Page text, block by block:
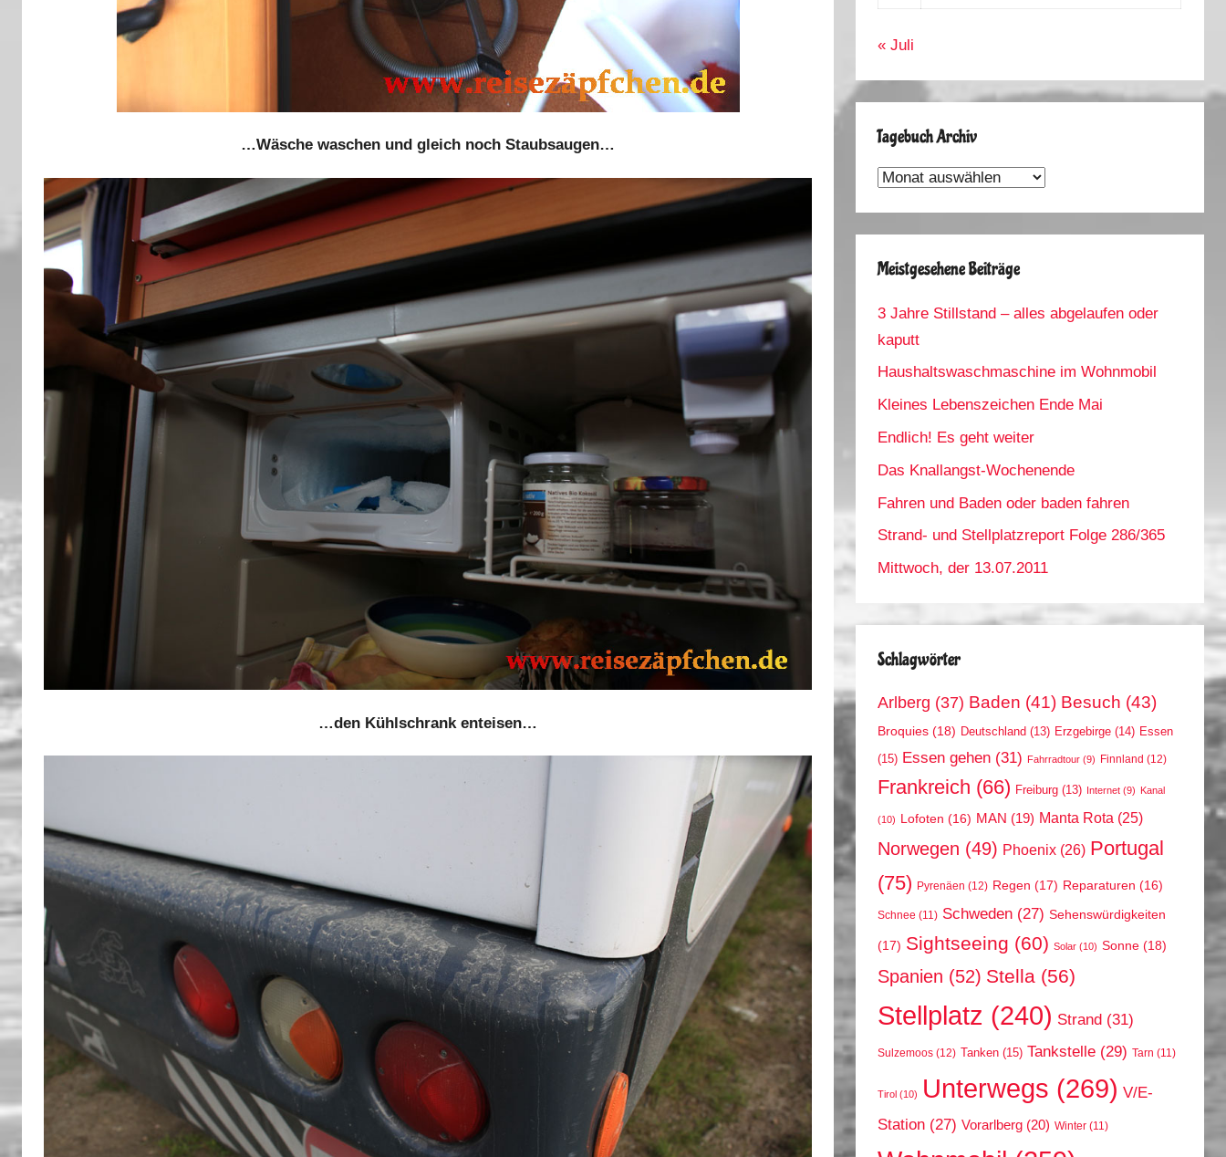
…Wäsche waschen und gleich noch Staubsaugen…
…den Kühlschrank enteisen…
« Juli
Tagebuch Archiv
Tagebuch
Meistgesehene Beiträge
3 Jahre Stillstand – alles abgelaufen oder
kaputt
Haushaltswaschmaschine im Wohnmobil
Kleines Lebenszeichen Ende Mai
Endlich! Es geht weiter
Das Knallangst-Wochenende
Fahren und Baden oder baden fahren
Strand- und Stellplatzreport Folge 286/365
Mittwoch, der 13.07.2011
Schlagwörter
Arlberg (37) Baden (41) Besuch (43)
Broquies (18) Deutschland (13) Erzgebirge (14) Essen
(15) Essen gehen (31) Fahrradtour (9) Finnland (12)
Frankreich (66) Freiburg (13) Internet (9) Kanal
(10) Lofoten (16) MAN (19) Manta Rota (25)
Norwegen (49) Phoenix (26) Portugal
(75) Pyrenäen (12) Regen (17) Reparaturen (16)
Schnee (11) Schweden (27) Sehenswürdigkeiten
(17) Sightseeing (60) Solar (10) Sonne (18)
Spanien (52) Stella (56)
Stellplatz (240) Strand (31)
Sulzemoos (12) Tanken (15) Tankstelle (29) Tarn (11)
Tirol (10) Unterwegs (269) V/E-
Station (27) Vorarlberg (20) Winter (11)